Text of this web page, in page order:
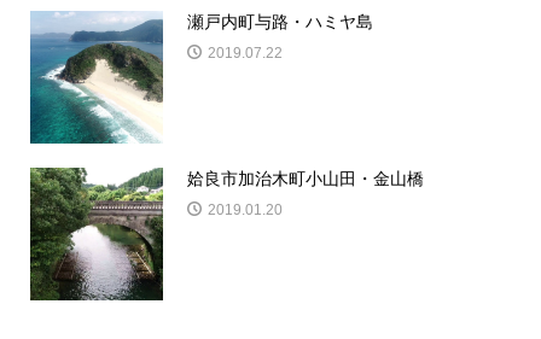
瀬戸内町与路・ハミヤ島
2019.07.22
姶良市加治木町小山田・金山橋
2019.01.20